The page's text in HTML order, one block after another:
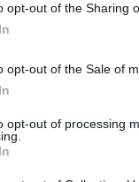
opt-out of the Sharing
opt-out of the Sale of
opt-out of processing
divokých prasat
Divočáci se
kde hledají
a larvy brouků,“
Armin Schieb. Život
které
popisky k